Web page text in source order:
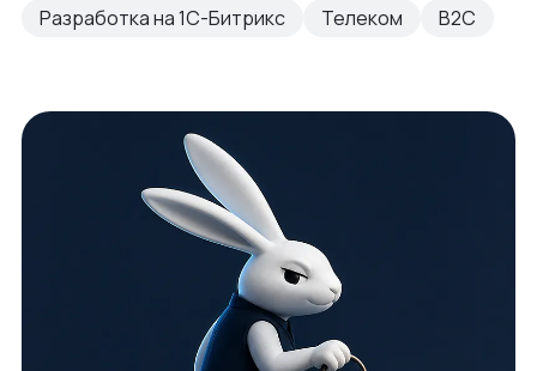
Разработка на 1С-Битрикс Телеком B2C